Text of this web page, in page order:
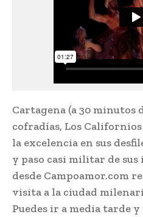
Cartagena (a 30 minutos
cofradías, Los
la excelencia en sus
y paso casi militar de
desde Campoamor.com
visita a la ciudad
Puedes ir a media tarde